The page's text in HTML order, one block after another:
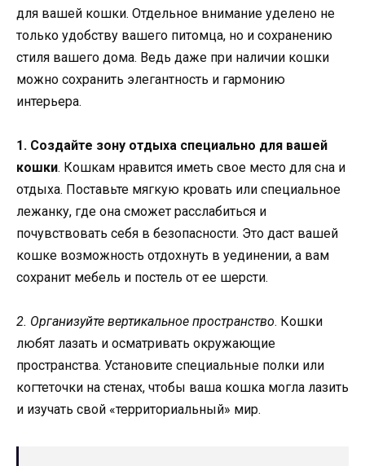
для вашей кошки. Отдельное внимание уделено не
только удобству вашего питомца, но и сохранению
стиля вашего дома. Ведь даже при наличии кошки
можно сохранить элегантность и гармонию
интерьера.
1. Создайте зону отдыха специально для вашей
кошки. Кошкам нравится иметь свое место для сна и
отдыха. Поставьте мягкую кровать или специальное
лежанку, где она сможет расслабиться и
почувствовать себя в безопасности. Это даст вашей
кошке возможность отдохнуть в уединении, а вам
сохранит мебель и постель от ее шерсти.
2. Организуйте вертикальное пространство. Кошки
любят лазать и осматривать окружающие
пространства. Установите специальные полки или
когтеточки на стенах, чтобы ваша кошка могла лазить
и изучать свой «территориальный» мир.